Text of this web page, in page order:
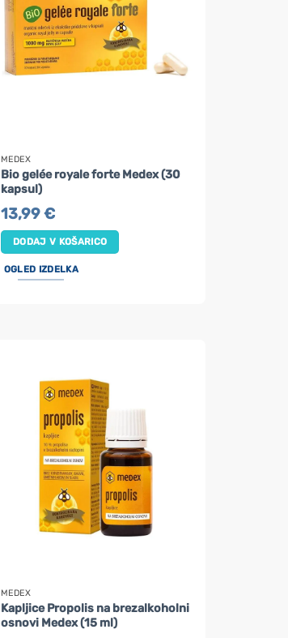
MEDEX
Bio gelée royale forte Medex (30
kapsul)
13,99€
DODAJ V KOŠARICO
OGLED IZDELKA
MEDEX
Kapljice Propolis na brezalkoholni
osnovi Medex (15 ml)